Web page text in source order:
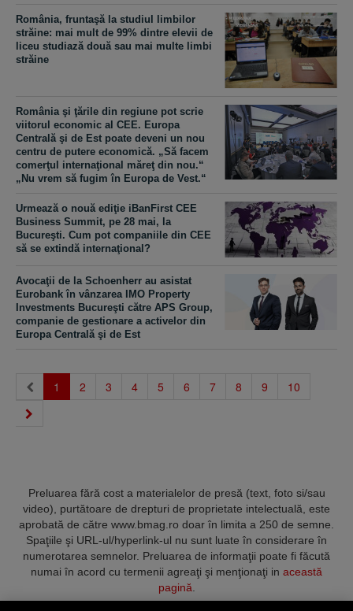
România, fruntaşă la studiul limbilor
străine: mai mult de 99% dintre elevii de
liceu studiază două sau mai multe limbi
străine
România şi ţările din regiune pot scrie
viitorul economic al CEE. Europa
Centrală şi de Est poate deveni un nou
centru de putere economică. „Să facem
comerţul internaţional măreţ din nou.“
„Nu vrem să fugim în Europa de Vest.“
Urmează o nouă ediţie iBanFirst CEE
Business Summit, pe 28 mai, la
Bucureşti. Cum pot companiile din CEE
să se extindă internaţional?
Avocaţii de la Schoenherr au asistat
Eurobank în vânzarea IMO Property
Investments Bucureşti către APS Group,
companie de gestionare a activelor din
Europa Centrală şi de Est
1 (current)
2 3 4 5 6 7 8 9 10
Preluarea fără cost a materialelor de presă (text, foto si/sau
video), purtătoare de drepturi de proprietate intelectuală, este
aprobată de către www.bmag.ro doar în limita a 250 de semne.
Spaţiile şi URL-ul/hyperlink-ul nu sunt luate în considerare în
numerotarea semnelor. Preluarea de informaţii poate fi făcută
numai în acord cu termenii agreaţi şi menţionaţi in această
pagină